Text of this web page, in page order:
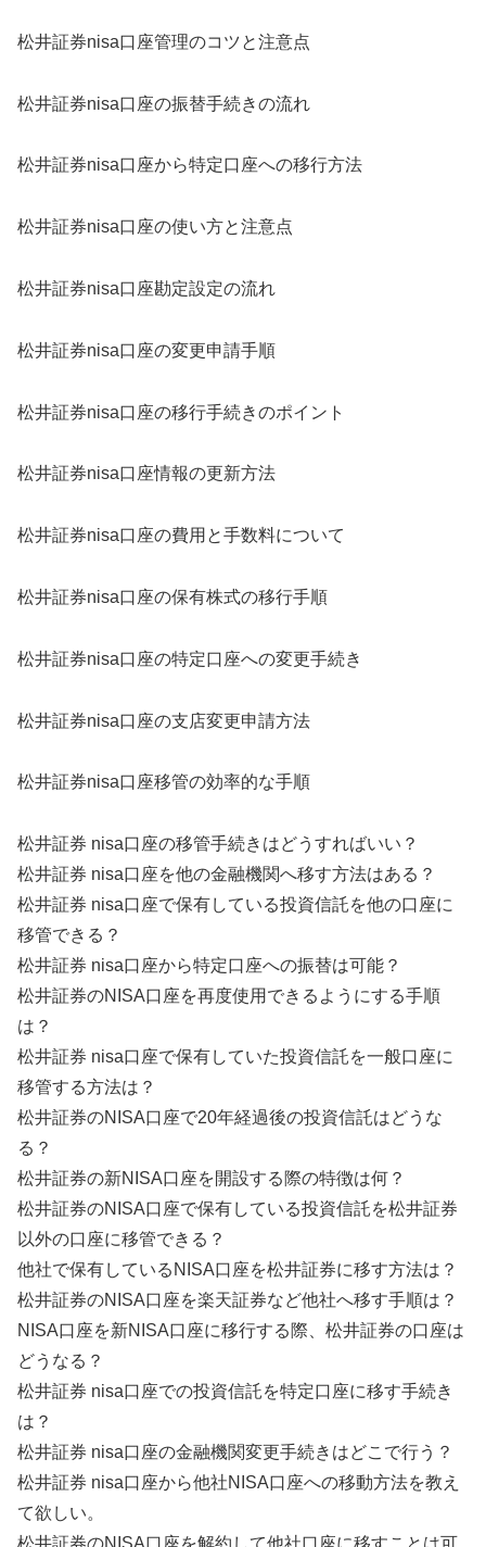
松井証券nisa口座管理のコツと注意点
松井証券nisa口座の振替手続きの流れ
松井証券nisa口座から特定口座への移行方法
松井証券nisa口座の使い方と注意点
松井証券nisa口座勘定設定の流れ
松井証券nisa口座の変更申請手順
松井証券nisa口座の移行手続きのポイント
松井証券nisa口座情報の更新方法
松井証券nisa口座の費用と手数料について
松井証券nisa口座の保有株式の移行手順
松井証券nisa口座の特定口座への変更手続き
松井証券nisa口座の支店変更申請方法
松井証券nisa口座移管の効率的な手順
松井証券 nisa口座の移管手続きはどうすればいい？
松井証券 nisa口座を他の金融機関へ移す方法はある？
松井証券 nisa口座で保有している投資信託を他の口座に
移管できる？
松井証券 nisa口座から特定口座への振替は可能？
松井証券のNISA口座を再度使用できるようにする手順
は？
松井証券 nisa口座で保有していた投資信託を一般口座に
移管する方法は？
松井証券のNISA口座で20年経過後の投資信託はどうな
る？
松井証券の新NISA口座を開設する際の特徴は何？
松井証券のNISA口座で保有している投資信託を松井証券
以外の口座に移管できる？
他社で保有しているNISA口座を松井証券に移す方法は？
松井証券のNISA口座を楽天証券など他社へ移す手順は？
NISA口座を新NISA口座に移行する際、松井証券の口座は
どうなる？
松井証券 nisa口座での投資信託を特定口座に移す手続き
は？
松井証券 nisa口座の金融機関変更手続きはどこで行う？
松井証券 nisa口座から他社NISA口座への移動方法を教え
て欲しい。